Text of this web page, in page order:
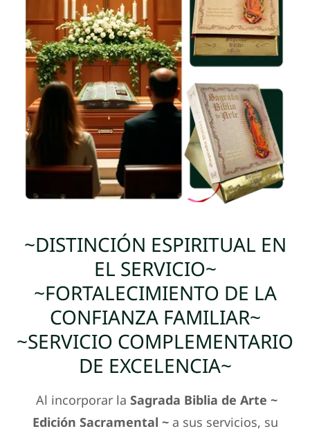
~DISTINCIÓN ESPIRITUAL EN
EL SERVICIO~
~FORTALECIMIENTO DE LA
CONFIANZA FAMILIAR~
~SERVICIO COMPLEMENTARIO
DE EXCELENCIA~
Al incorporar la Sagrada Biblia de Arte ~
Edición Sacramental ~a sus servicios, su